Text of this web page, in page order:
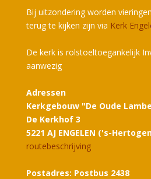
Bij uitzondering worden
terug te kijken zijn via Kerk
De kerk is rolstoeltoegankelijk
aanwezig
Adressen
Kerkgebouw "De Oude
De Kerkhof 3
5221 AJ ENGELEN ('s-
routebeschrijving
Postadres: Postbus 2438